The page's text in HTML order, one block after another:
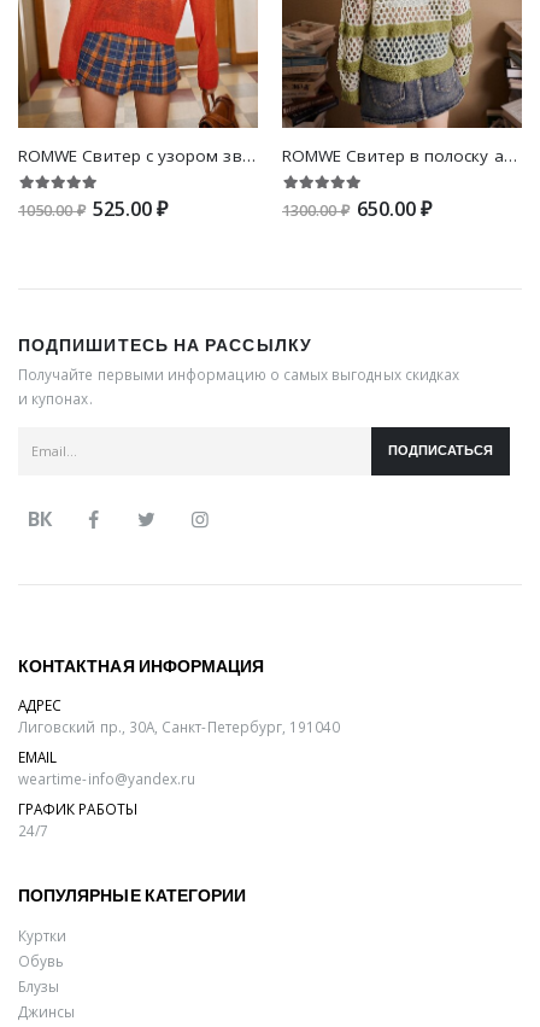
ROMWE Свитер с узором звезды со спущенным плечом
1050.00 ₽ 525.00 ₽
ROMWE Свитер в полоску ажурный со спущенным плечом
1300.00 ₽ 650.00 ₽
ПОДПИШИТЕСЬ НА РАССЫЛКУ
Получайте первыми информацию о самых выгодных скидках
и купонах.
ПОДПИСАТЬСЯ
ВК
КОНТАКТНАЯ ИНФОРМАЦИЯ
АДРЕС
Лиговский пр., 30А, Санкт-Петербург, 191040
EMAIL
weartime-info@yandex.ru
ГРАФИК РАБОТЫ
24/7
ПОПУЛЯРНЫЕ КАТЕГОРИИ
Куртки
Обувь
Блузы
Джинсы